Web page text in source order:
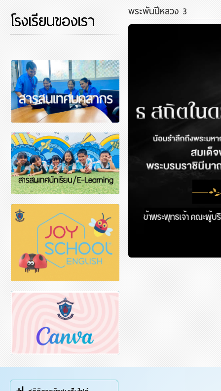
โรงเรียนของเรา พระพันปีหลวง 3